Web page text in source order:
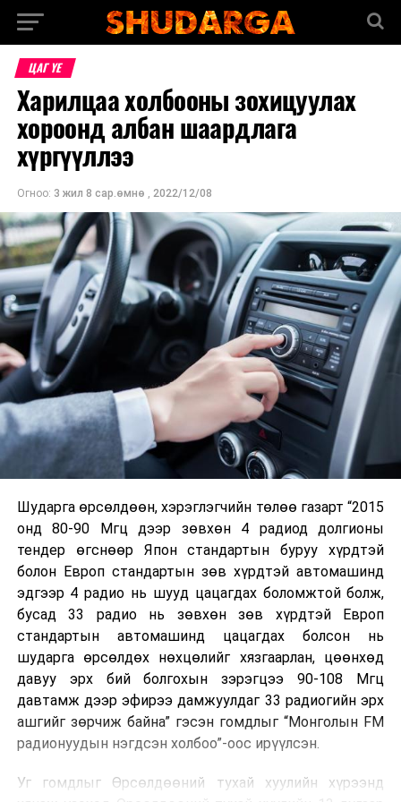
ЦАГ ҮЕ
Харилцаа холбооны зохицуулах
хороонд албан шаардлага
хүргүүллээ
Огноо: 3 жил 8 сар.өмнө , 2022/12/08
Шударга өрсөлдөөн, хэрэглэгчийн төлөө газарт “2015
онд 80-90 Мгц дээр зөвхөн 4 радиод долгионы
тендер өгснөөр Япон стандартын буруу хүрдтэй
болон Европ стандартын зөв хүрдтэй автомашинд
эдгээр 4 радио нь шууд цацагдах боломжтой болж,
бусад 33 радио нь зөвхөн зөв хүрдтэй Европ
стандартын автомашинд цацагдах болсон нь
шударга өрсөлдөх нөхцөлийг хязгаарлан, цөөнхөд
давуу эрх бий болгохын зэрэгцээ 90-108 Мгц
давтамж дээр эфирээ дамжуулдаг 33 радиогийн эрх
ашгийг зөрчиж байна” гэсэн гомдлыг “Монголын FM
радионуудын нэгдсэн холбоо”-оос ирүүлсэн.
Уг гомдлыг Өрсөлдөөний тухай хуулийн хүрээнд